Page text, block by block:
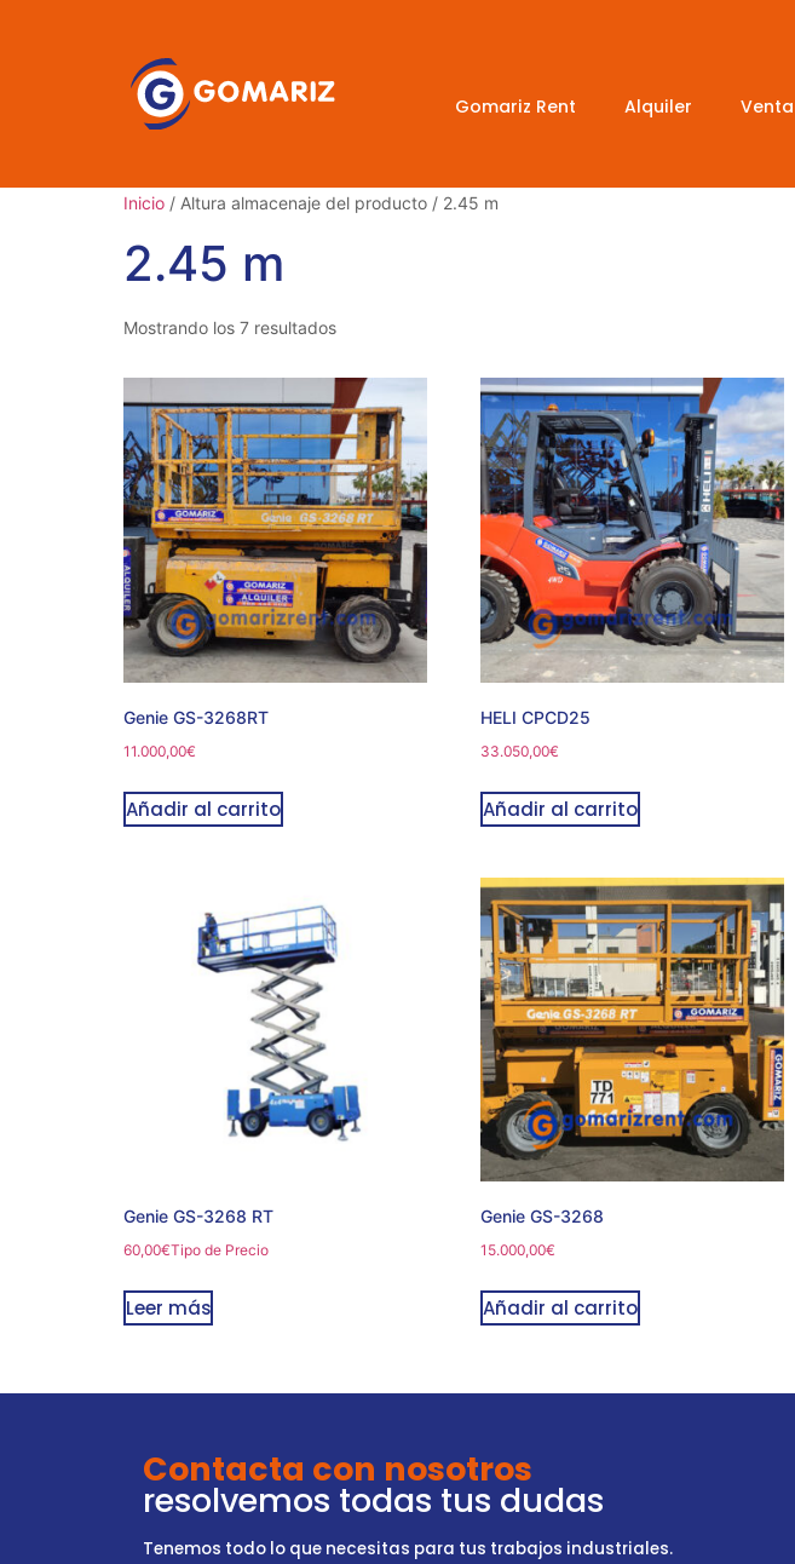
Gomariz Rent Alquiler Venta
Inicio / Altura almacenaje del producto / 2.45 m
2.45 m
Mostrando los 7 resultados
Genie GS-3268RT
11.000,00€
Añadir al carrito
HELI CPCD25
33.050,00€
Añadir al carrito
Genie GS-3268 RT
60,00€Tipo de Precio
Leer más
Genie GS-3268
15.000,00€
Añadir al carrito
Contacta con nosotros
resolvemos todas tus dudas
Tenemos todo lo que necesitas para tus trabajos industriales.